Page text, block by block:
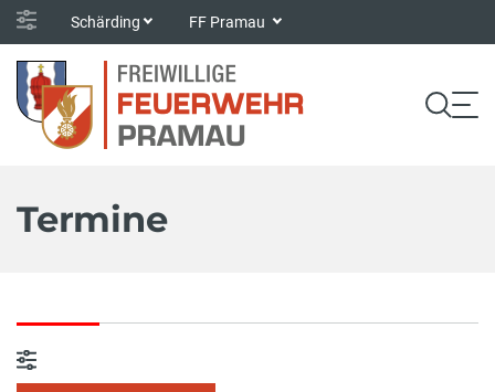
Schärding FF Pramau
Termine